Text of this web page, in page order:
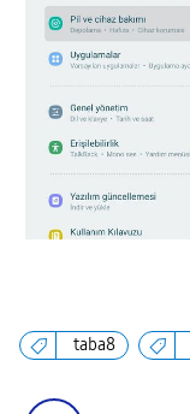
taba8